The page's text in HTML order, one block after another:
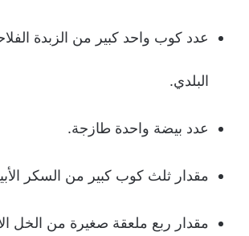
عدد كوب واحد كبير من الزبدة
البلدي.
عدد بيضة واحدة طازجة.
مقدار ثلث كوب كبير من السكر
مقدار ربع ملعقة صغيرة من الخل